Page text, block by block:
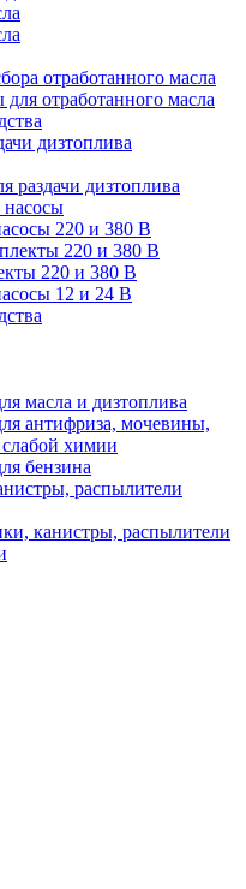
отработанного масла
отработанного масла
дизтоплива
раздачи дизтоплива
насосы
220 и 380 В
220 и 380 В
220 и 380 В
12 и 24 В
масла и дизтоплива
антифриза, мочевины,
слабой химии
бензина
распылители
канистры, распылители